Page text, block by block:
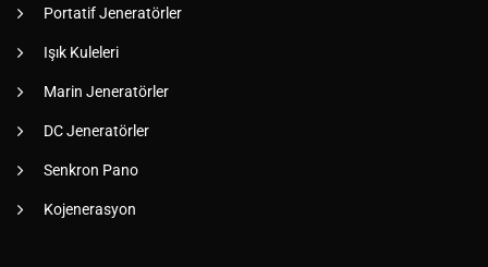
Portatif Jeneratörler
Işık Kuleleri
Marin Jeneratörler
DC Jeneratörler
Senkron Pano
Kojenerasyon